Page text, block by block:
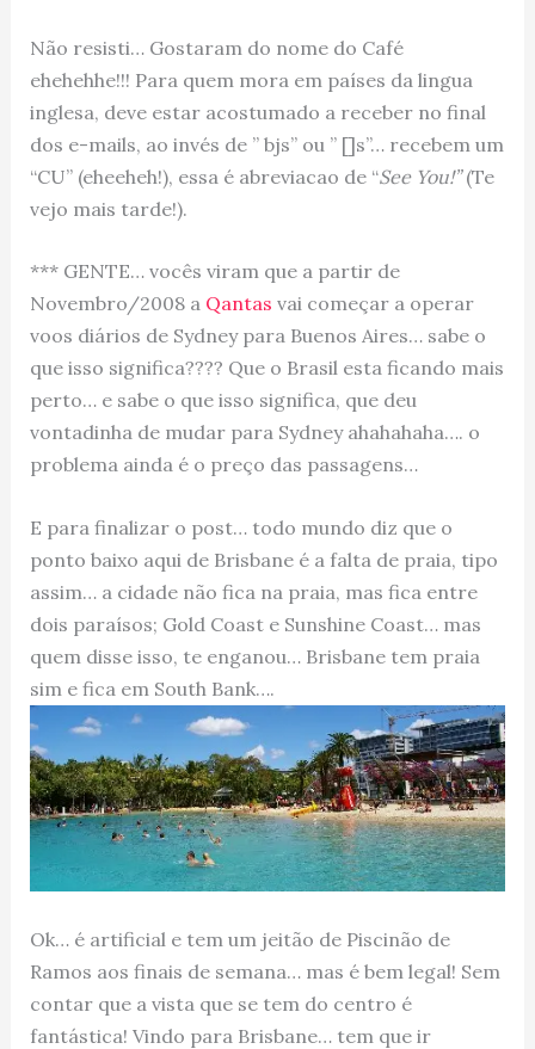
Não resisti… Gostaram do nome do Café
ehehehhe!!! Para quem mora em países da lingua
inglesa, deve estar acostumado a receber no final
dos e-mails, ao invés de ” bjs” ou ” []s”… recebem um
“CU” (eheeheh!), essa é abreviacao de “See You!”(Te
vejo mais tarde!).
*** GENTE… vocês viram que a partir de
Novembro/2008 a Qantas vai começar a operar
voos diários de Sydney para Buenos Aires… sabe o
que isso significa???? Que o Brasil esta ficando mais
perto… e sabe o que isso significa, que deu
vontadinha de mudar para Sydney ahahahaha…. o
problema ainda é o preço das passagens…
E para finalizar o post… todo mundo diz que o
ponto baixo aqui de Brisbane é a falta de praia, tipo
assim… a cidade não fica na praia, mas fica entre
dois paraísos; Gold Coast e Sunshine Coast… mas
quem disse isso, te enganou… Brisbane tem praia
sim e fica em South Bank….
Ok… é artificial e tem um jeitão de Piscinão de
Ramos aos finais de semana… mas é bem legal! Sem
contar que a vista que se tem do centro é
fantástica! Vindo para Brisbane… tem que ir